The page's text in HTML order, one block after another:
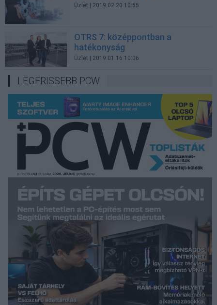
Üzlet | 2019.02.20 10:55
OTRS 7: középpontban a
hatékonyság
Üzlet | 2019.01.16 10:06
LEGFRISSEBB PCW